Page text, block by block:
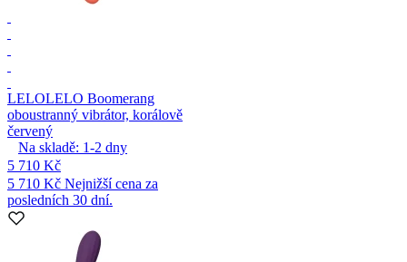
LELOLELO Boomerang
oboustranný vibrátor, korálově
červený
Na skladě: 1-2 dny
5 710 Kč
5 710 Kč Nejnižší cena za
posledních 30 dní.